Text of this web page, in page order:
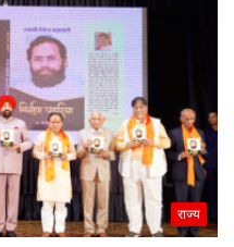
राज्य